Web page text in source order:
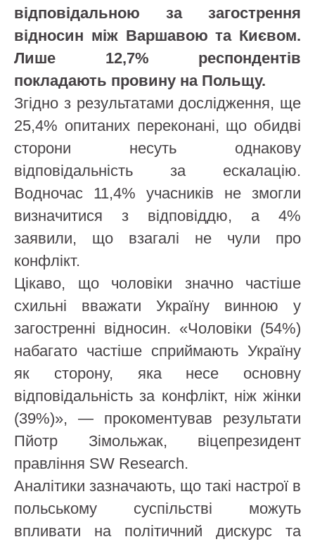
відповідальною за загострення
відносин між Варшавою та Києвом.
Лише 12,7% респондентів
покладають провину на Польщу.
Згідно з результатами дослідження, ще
25,4% опитаних переконані, що обидві
сторони несуть однакову
відповідальність за ескалацію.
Водночас 11,4% учасників не змогли
визначитися з відповіддю, а 4%
заявили, що взагалі не чули про
конфлікт.
Цікаво, що чоловіки значно частіше
схильні вважати Україну винною у
загостренні відносин. «Чоловіки (54%)
набагато частіше сприймають Україну
як сторону, яка несе основну
відповідальність за конфлікт, ніж жінки
(39%)», — прокоментував результати
Пйотр Зімольжак, віцепрезидент
правління SW Research.
Аналітики зазначають, що такі настрої в
польському суспільстві можуть
впливати на політичний дискурс та